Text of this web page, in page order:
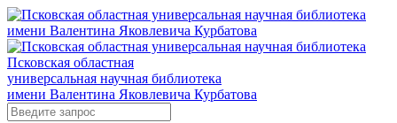
Псковская областная
универсальная научная библиотека
имени Валентина Яковлевича Курбатова